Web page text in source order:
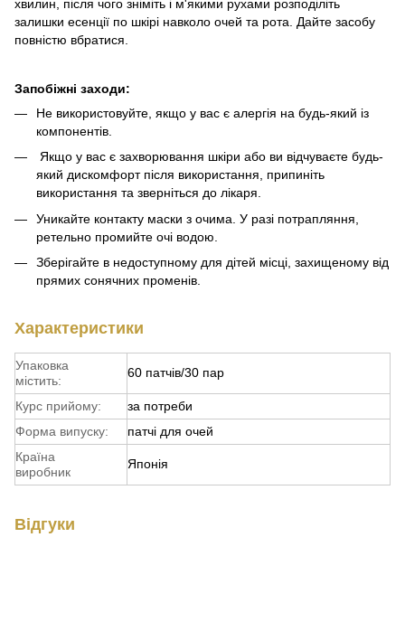
хвилин, після чого зніміть і м'якими рухами розподіліть
залишки есенції по шкірі навколо очей та рота. Дайте засобу
повністю вбратися.
Запобіжні заходи:
Не використовуйте, якщо у вас є алергія на будь-який із
компонентів.
Якщо у вас є захворювання шкіри або ви відчуваєте будь-
який дискомфорт після використання, припиніть
використання та зверніться до лікаря.
Уникайте контакту маски з очима. У разі потрапляння,
ретельно промийте очі водою.
Зберігайте в недоступному для дітей місці, захищеному від
прямих сонячних променів.
Характеристики
Упаковка
містить:
60 патчів/30 пар
Курс прийому:
за потреби
Форма випуску:
патчі для очей
Країна
виробник
Японія
Відгуки